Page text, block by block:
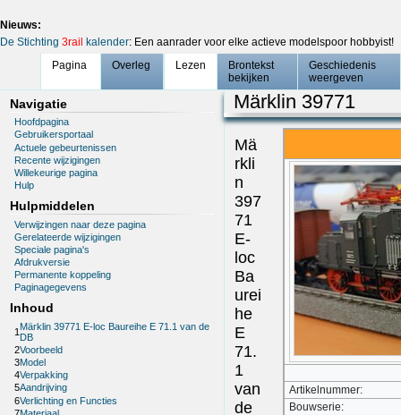
Nieuws:
De Stichting 3rail kalender: Een aanrader voor elke actieve modelspoor hobbyist!
Pagina
Overleg Lezen
Brontekst
bekijken
Geschiedenis
weergeven
Navigatie
Hoofdpagina
Gebruikersportaal
Actuele gebeurtenissen
Recente wijzigingen
Willekeurige pagina
Hulp
Hulpmiddelen
Verwijzingen naar deze pagina
Gerelateerde wijzigingen
Speciale pagina's
Afdrukversie
Permanente koppeling
Paginagegevens
Inhoud
1 Märklin 39771 E-loc Baureihe E 71.1 van de
DB
2Voorbeeld
3Model
4Verpakking
5Aandrijving
6Verlichting en Functies
Märklin 39771
Artikelnummer:
Bouwserie:
Mä
rkli
n
397
71
E-
loc
Ba
urei
he
E
71.
1
van
de